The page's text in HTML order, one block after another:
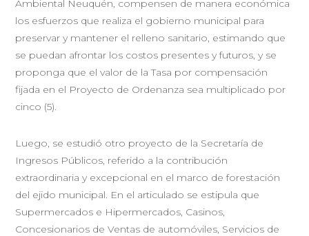
Ambiental Neuquén, compensen de manera económica
los esfuerzos que realiza el gobierno municipal para
preservar y mantener el relleno sanitario, estimando que
se puedan afrontar los costos presentes y futuros, y se
proponga que el valor de la Tasa por compensación
fijada en el Proyecto de Ordenanza sea multiplicado por
cinco (5).
Luego, se estudió otro proyecto de la Secretaría de
Ingresos Públicos, referido a la contribución
extraordinaria y excepcional en el marco de forestación
del ejido municipal. En el articulado se estipula que
Supermercados e Hipermercados, Casinos,
Concesionarios de Ventas de automóviles, Servicios de